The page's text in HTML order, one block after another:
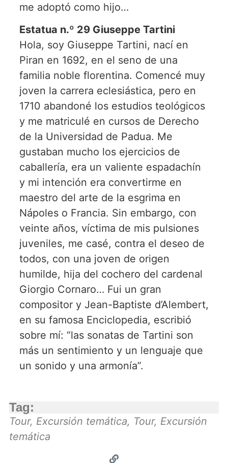
me adoptó como hijo…
Estatua n.º 29 Giuseppe Tartini
Hola, soy Giuseppe Tartini, nací en
Piran en 1692, en el seno de una
familia noble florentina. Comencé muy
joven la carrera eclesiástica, pero en
1710 abandoné los estudios teológicos
y me matriculé en cursos de Derecho
de la Universidad de Padua. Me
gustaban mucho los ejercicios de
caballería, era un valiente espadachín
y mi intención era convertirme en
maestro del arte de la esgrima en
Nápoles o Francia. Sin embargo, con
veinte años, víctima de mis pulsiones
juveniles, me casé, contra el deseo de
todos, con una joven de origen
humilde, hija del cochero del cardenal
Giorgio Cornaro… Fui un gran
compositor y Jean-Baptiste d’Alembert,
en su famosa Enciclopedia, escribió
sobre mí: “las sonatas de Tartini son
más un sentimiento y un lenguaje que
un sonido y una armonía”.
Tag:
Tour, Excursión temática, Tour, Excursión
temática